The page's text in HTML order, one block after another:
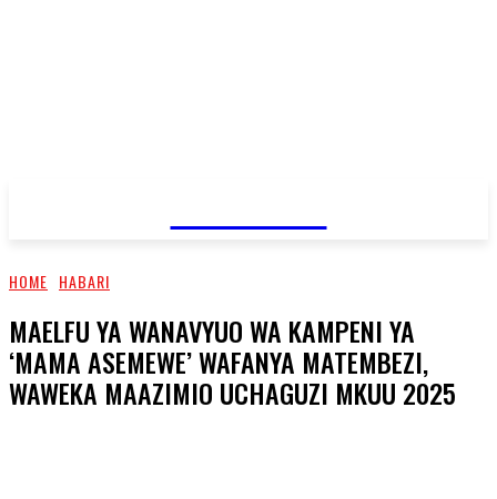
HOME HABARI
MAELFU YA WANAVYUO WA KAMPENI YA
‘MAMA ASEMEWE’ WAFANYA MATEMBEZI,
WAWEKA MAAZIMIO UCHAGUZI MKUU 2025